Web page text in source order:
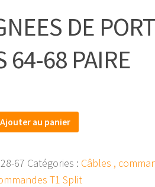
DE
64-68 PAIRE
Ajouter au panier
67 Catégories : Câbles ,
T1 Split